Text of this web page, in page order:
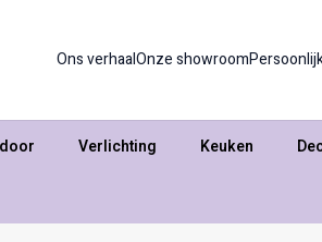
Ons verhaalOnze showroom
Verlichting Keuken